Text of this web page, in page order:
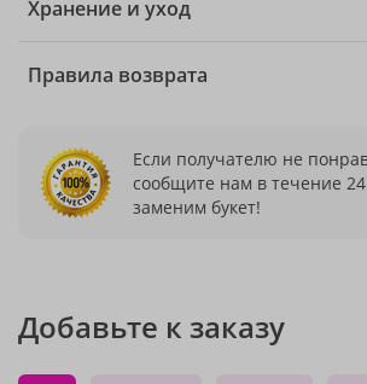
Хранение и уход
Правила возврата
Если получателю не
сообщите нам в течение
заменим букет!
Добавьте к заказу